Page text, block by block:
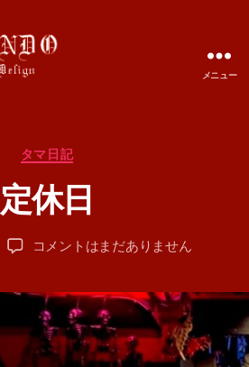
メニュー
カ
ゴ
リ
タマ日記
定休日成
者
T
A
定
へ
の
コメントはまだありません